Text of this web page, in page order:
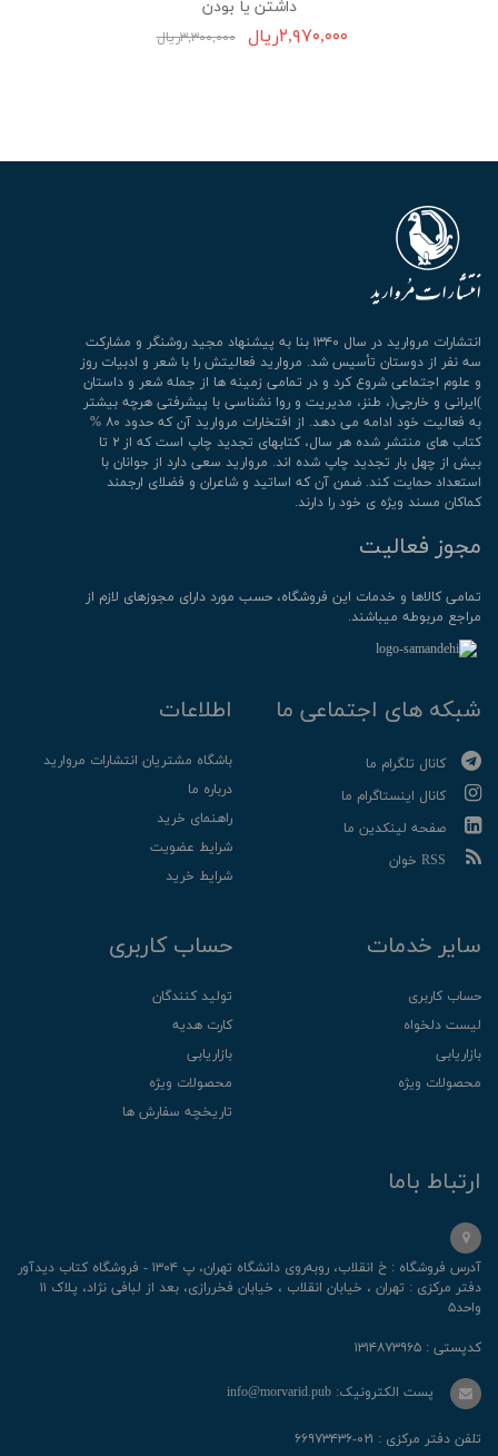
داشتن یا بودن
۲,۹۷۰,۰۰۰ریال ۳,۳۰۰,۰۰۰ریال
انتشارات مروارید در سال ۱۳۴۰ بنا به پیشنهاد مجید روشنگر و مشارکت
سه نفر از دوستان تأسیس شد. مروارید فعالیتش را با شعر و ادبیات روز
و علوم اجتماعی شروع کرد و در تمامی زمینه ها از جمله شعر و داستان
)ایرانی و خارجی(، طنز، مدیریت و روا نشناسی با پیشرفتی هرچه بیشتر
به فعالیت خود ادامه می دهد. از افتخارات مروارید آن که حدود ۸۰ %
کتاب های منتشر شده هر سال، کتابهای تجدید چاپ است که از ۲ تا
بیش از چهل بار تجدید چاپ شده اند. مروارید سعی دارد از جوانان با
استعداد حمایت کند. ضمن آن که اساتید و شاعران و فضلای ارجمند
کماکان مسند ویژه ی خود را دارند.
مجوز فعالیت
تمامی كالاها و خدمات این فروشگاه، حسب مورد دارای مجوزهای لازم از
مراجع مربوطه میباشند.
شبکه های اجتماعی ما
کانال تلگرام ما
کانال اینستاگرام ما
صفحه لینکدین ما
RSS خوان
اطلاعات
باشگاه مشتریان انتشارات مروارید
درباره ما
راهنمای خرید
شرایط عضویت
شرایط خرید
سایر خدمات
حساب کاربری
لیست دلخواه
بازاریابی
محصولات ویژه
حساب کاربری
تولید کنندگان
کارت هدیه
بازاریابی
محصولات ویژه
تاریخچه سفارش ها
ارتباط باما
آدرس فروشگاه : خ انقلاب، رو‌به‌روی دانشگاه تهران، پ ۱۳۰۴ - فروشگاه کتاب دیدآور
دفتر مرکزی : تهران ، خیابان انقلاب ، خیابان فخررازی، بعد از لبافی نژاد، پلاک ۱۱
واحد۵
کدپستی : ۱۳۱۴۸۷۳۹۶۵
پست الکترونیک: info@morvarid.pub
تلفن دفتر مرکزی : ۰۲۱-۶۶۹۷۳۴۳۶